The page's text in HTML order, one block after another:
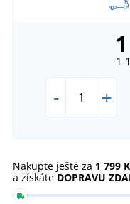
1
- +
Nakupte ještě za 1 799
a získáte DOPRAVU